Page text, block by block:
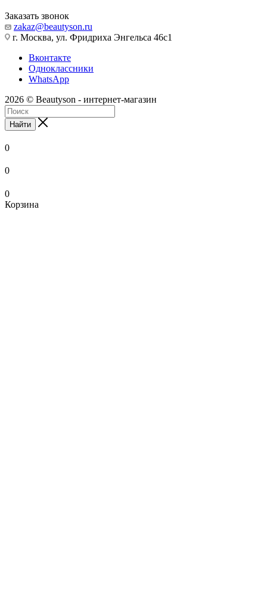
Заказать звонок
zakaz@beautyson.ru
г. Москва, ул. Фридриха Энгельса 46с1
Вконтакте
Одноклассники
WhatsApp
2026 © Beautyson - интернет-магазин
Найти
0
0
0
Корзина